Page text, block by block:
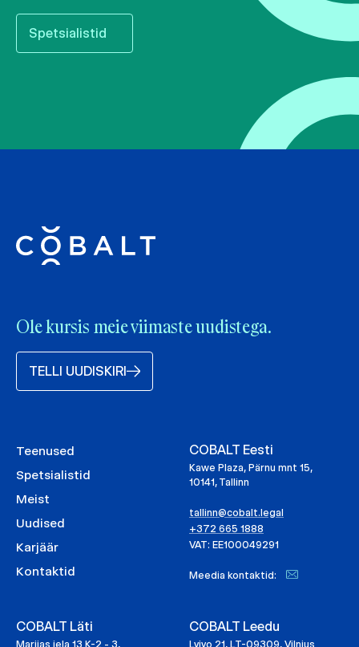
Spetsialistid
Ole kursis meie viimaste uudistega.
TELLI UUDISKIRI
Teenused
Spetsialistid
Meist
Uudised
Karjäär
Kontaktid
COBALT Eesti
Kawe Plaza, Pärnu mnt 15,
10141, Tallinn
tallinn@cobalt.legal
+372 665 1888
VAT: EE100049291
Meedia kontaktid:
COBALT Läti
Marijas iela 13 K-2 - 3,
COBALT Leedu
Lvivo 21, LT-09309, Vilnius